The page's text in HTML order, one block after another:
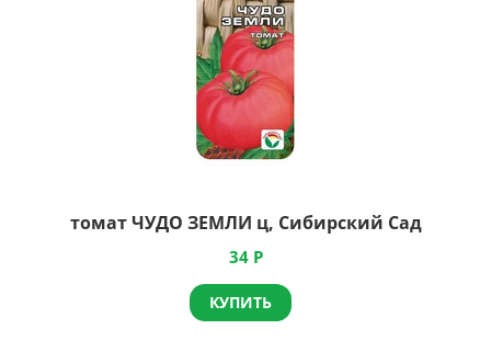
томат ЧУДО ЗЕМЛИ ц, Сибирский Сад
34 Р
КУПИТЬ